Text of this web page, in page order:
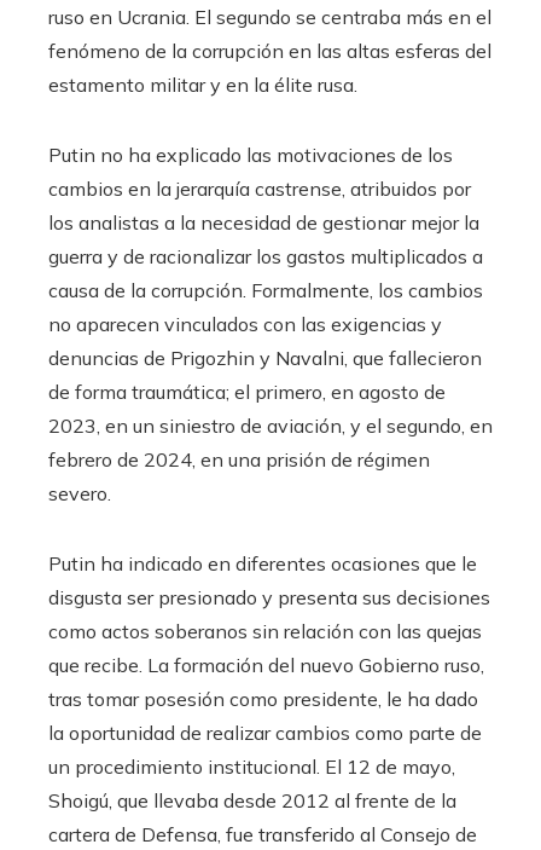
ruso en Ucrania. El segundo se centraba más en el
fenómeno de la corrupción en las altas esferas del
estamento militar y en la élite rusa.
Putin no ha explicado las motivaciones de los
cambios en la jerarquía castrense, atribuidos por
los analistas a la necesidad de gestionar mejor la
guerra y de racionalizar los gastos multiplicados a
causa de la corrupción. Formalmente, los cambios
no aparecen vinculados con las exigencias y
denuncias de Prigozhin y Navalni, que fallecieron
de forma traumática; el primero, en agosto de
2023, en un siniestro de aviación, y el segundo, en
febrero de 2024, en una prisión de régimen
severo.
Putin ha indicado en diferentes ocasiones que le
disgusta ser presionado y presenta sus decisiones
como actos soberanos sin relación con las quejas
que recibe. La formación del nuevo Gobierno ruso,
tras tomar posesión como presidente, le ha dado
la oportunidad de realizar cambios como parte de
un procedimiento institucional. El 12 de mayo,
Shoigú, que llevaba desde 2012 al frente de la
cartera de Defensa, fue transferido al Consejo de